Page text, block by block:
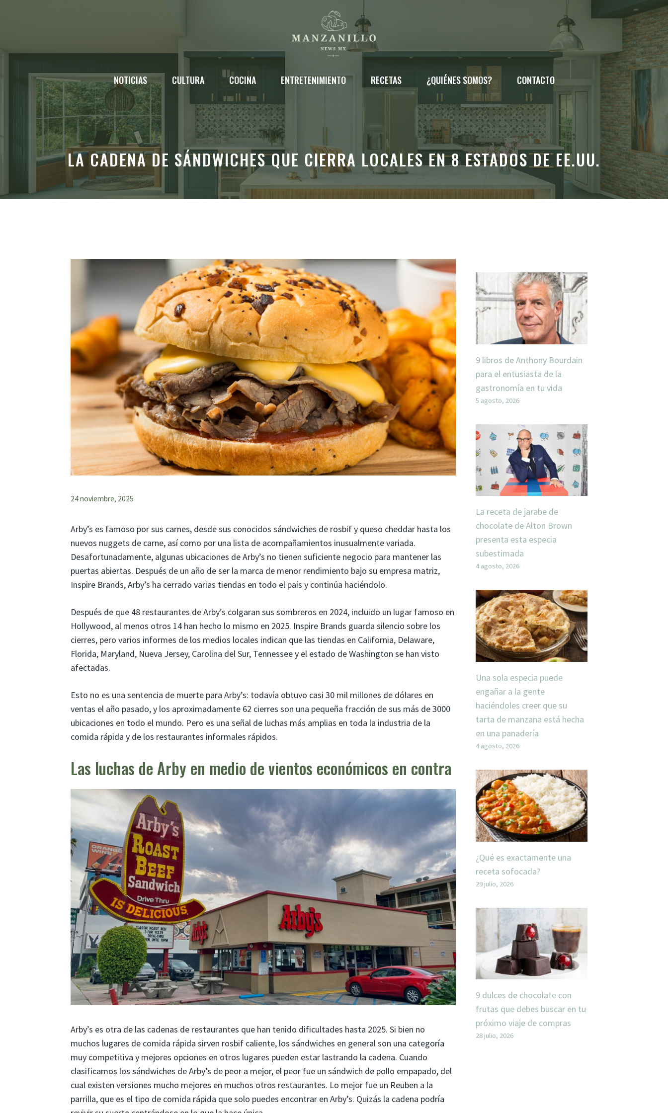
NOTICIAS CULTURA COCINA ENTRETENIMIENTO RECETAS ¿QUIÉNES SOMOS? CONTACTO
LA CADENA DE SÁNDWICHES QUE CIERRA LOCALES EN 8 ESTADOS DE EE.UU.
24 noviembre, 2025
Arby’s es famoso por sus carnes, desde sus conocidos sándwiches de rosbif y queso cheddar hasta los
nuevos nuggets de carne, así como por una lista de acompañamientos inusualmente variada.
Desafortunadamente, algunas ubicaciones de Arby’s no tienen suficiente negocio para mantener las
puertas abiertas. Después de un año de ser la marca de menor rendimiento bajo su empresa matriz,
Inspire Brands, Arby’s ha cerrado varias tiendas en todo el país y continúa haciéndolo.
Después de que 48 restaurantes de Arby’s colgaran sus sombreros en 2024, incluido un lugar famoso en
Hollywood, al menos otros 14 han hecho lo mismo en 2025. Inspire Brands guarda silencio sobre los
cierres, pero varios informes de los medios locales indican que las tiendas en California, Delaware,
Florida, Maryland, Nueva Jersey, Carolina del Sur, Tennessee y el estado de Washington se han visto
afectadas.
Esto no es una sentencia de muerte para Arby’s: todavía obtuvo casi 30 mil millones de dólares en
ventas el año pasado, y los aproximadamente 62 cierres son una pequeña fracción de sus más de 3000
ubicaciones en todo el mundo. Pero es una señal de luchas más amplias en toda la industria de la
comida rápida y de los restaurantes informales rápidos.
Las luchas de Arby en medio de vientos económicos en contra
Arby’s es otra de las cadenas de restaurantes que han tenido dificultades hasta 2025. Si bien no
muchos lugares de comida rápida sirven rosbif caliente, los sándwiches en general son una categoría
muy competitiva y mejores opciones en otros lugares pueden estar lastrando la cadena. Cuando
clasificamos los sándwiches de Arby’s de peor a mejor, el peor fue un sándwich de pollo empapado, del
cual existen versiones mucho mejores en muchos otros restaurantes. Lo mejor fue un Reuben a la
parrilla, que es el tipo de comida rápida que solo puedes encontrar en Arby’s. Quizás la cadena podría
9 libros de Anthony Bourdain
para el entusiasta de la
gastronomía en tu vida
5 agosto, 2026
La receta de jarabe de
chocolate de Alton Brown
presenta esta especia
subestimada
4 agosto, 2026
Una sola especia puede
engañar a la gente
haciéndoles creer que su
tarta de manzana está hecha
en una panadería
4 agosto, 2026
¿Qué es exactamente una
receta sofocada?
29 julio, 2026
9 dulces de chocolate con
frutas que debes buscar en tu
próximo viaje de compras
28 julio, 2026